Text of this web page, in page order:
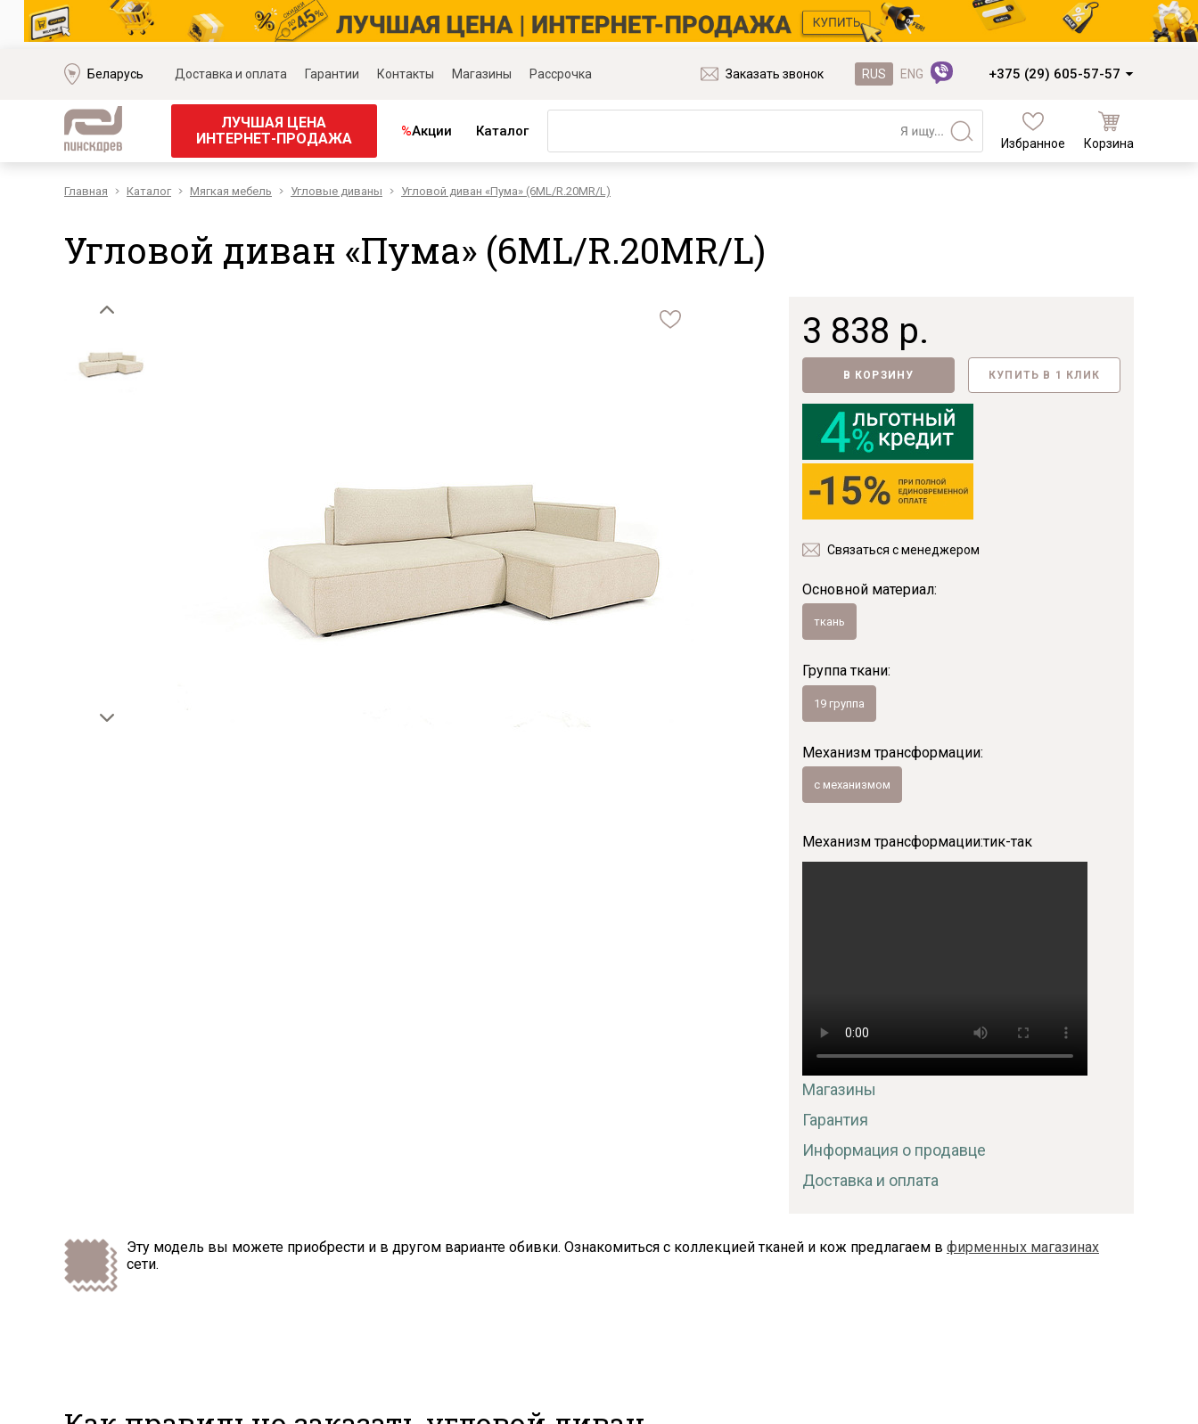
Беларусь Доставка и оплата Гарантии Контакты Магазины Рассрочка Заказать звонок RUS ENG +375 (29) 605-57-57
ЛУЧШАЯ ЦЕНА
ИНТЕРНЕТ-ПРОДАЖА
%Акции Каталог
Мягкая мебель
Модульные диваны
Кожаные диваны
Прямые диваны
Кресла
Корпусная мебель
Наборы для спальни
Наборы для детской
Зеркала, полки, вешалки, подставки
Матрасы и товары для сна
Распродажа матрасов
Подушки
образцов
Наполнение кухонь
Деревообработка
Фанера
Мебельный щит
Пиломатериалы
Гнутоклееные детали
Топливные брикеты
Щепа древесная
Новинки
Комнаты
Избранное Корзина
Главная Каталог Мягкая мебель Угловые диваны Угловой диван «Пума» (6ML/R.20MR/L)
Угловой диван «Пума» (6ML/R.20MR/L)
3 838 р.
В КОРЗИНУ КУПИТЬ В 1 КЛИК
Связаться с менеджером
Основной материал:
ткань
Группа ткани:
19 группа
Механизм трансформации:
с механизмом
Механизм трансформации:тик-так
Магазины
Гарантия
Информация о продавце
Доставка и оплата
Эту модель вы можете приобрести и в другом варианте обивки. Ознакомиться с коллекцией тканей и кож предлагаем в фирменных магазинах
сети.